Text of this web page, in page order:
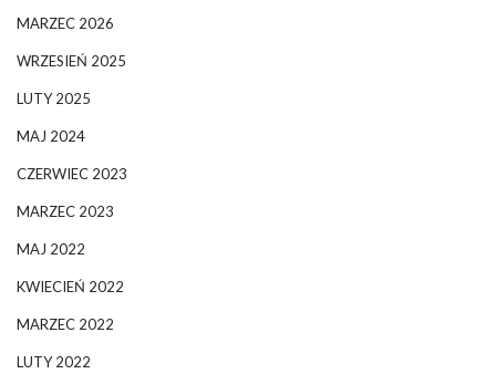
MARZEC 2026
WRZESIEŃ 2025
LUTY 2025
MAJ 2024
CZERWIEC 2023
MARZEC 2023
MAJ 2022
KWIECIEŃ 2022
MARZEC 2022
LUTY 2022